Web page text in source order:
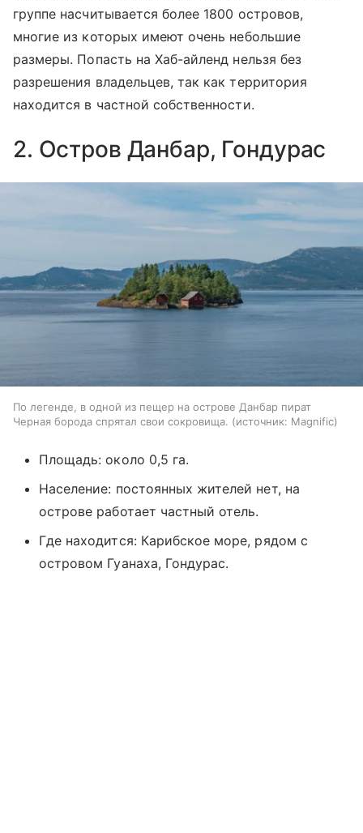
группе насчитывается более 1800 островов,
многие из которых имеют очень небольшие
размеры. Попасть на Хаб-айленд нельзя без
разрешения владельцев, так как территория
находится в частной собственности.
2. Остров Данбар, Гондурас
По легенде, в одной из пещер на острове Данбар пират
Черная борода спрятал свои сокровища.
источник: Magnific
Площадь: около 0,5 га.
Население: постоянных жителей нет, на
острове работает частный отель.
Где находится: Карибское море, рядом с
островом Гуанаха, Гондурас.